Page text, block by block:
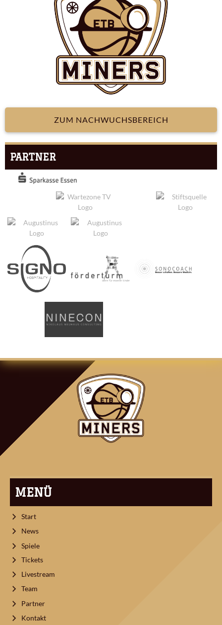
ARTIKEL-
NAVIGATION
ZUM NACHWUCHSBEREICH
PARTNER
MENÜ
Start
News
Spiele
Tickets
Livestream
Team
Partner
Kontakt